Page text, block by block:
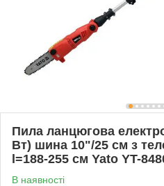
Пила ланцюгова
Вт) шина 10"/25 см з
l=188-255 см Yato YT-
В наявності